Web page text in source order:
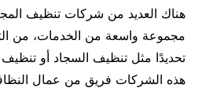
هناك العديد من شركات تنظيف
مجموعة واسعة من الخدمات، من
تحديدًا مثل تنظيف السجاد أو
هذه الشركات فريق من عمال